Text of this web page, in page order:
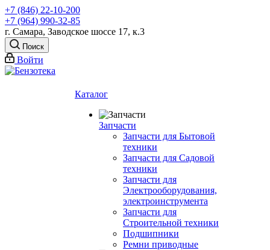
+7 (846) 22-10-200
+7 (964) 990-32-85
г. Самара, Заводское шоссе 17, к.3
Поиск
Войти
Каталог
Запчасти
Запчасти для Бытовой
техники
Запчасти для Садовой
техники
Запчасти для
Электрооборудования,
электроинструмента
Запчасти для
Строительной техники
Подшипники
Ремни приводные